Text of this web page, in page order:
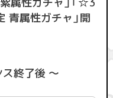
青属性ガチャ」開
終了後 ～